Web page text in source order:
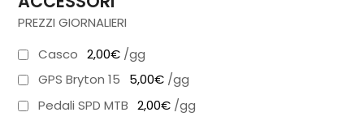
PREZZI GIORNALIERI
Casco 2,00€ /gg
GPS Bryton 15
5,00€ /gg
Pedali SPD MTB 2,00€ /gg